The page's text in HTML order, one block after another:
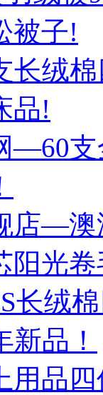
被子!
长绒
品!
—60
店—澳
阳光
长绒
品！
用品